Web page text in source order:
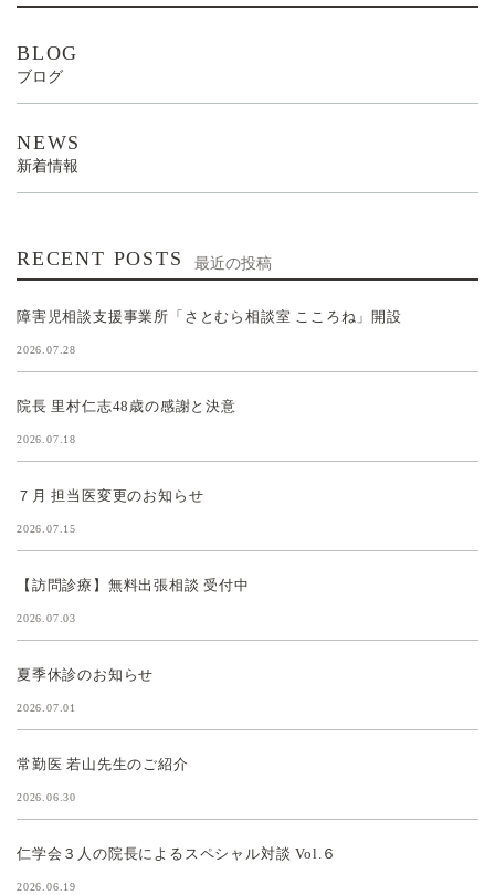
BLOG
ブログ
NEWS
新着情報
RECENT POSTS 最近の投稿
障害児相談支援事業所「さとむら相談室 こころね」開設
2026.07.28
院長 里村仁志48歳の感謝と決意
2026.07.18
７月 担当医変更のお知らせ
2026.07.15
【訪問診療】無料出張相談 受付中
2026.07.03
夏季休診のお知らせ
2026.07.01
常勤医 若山先生のご紹介
2026.06.30
仁学会３人の院長によるスペシャル対談 Vol.６
2026.06.19